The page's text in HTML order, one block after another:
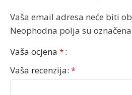
Vaša email adresa neće biti
Neophodna polja su označena
Vaša ocjena *
Vaša recenzija: *